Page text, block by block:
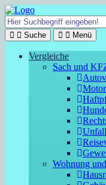
Suche Menü
Vergleiche
Sach und
Wohnung